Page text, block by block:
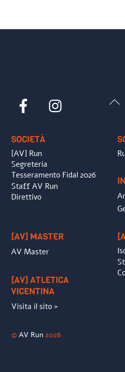
Back
Facebook
SOCIETÀ
[AV] Run
Segreteria
Tesseramento Fidal 2026
Staff AV Run
Direttivo
[AV] MASTER
AV Master
[AV] ATLETICA
VICENTINA
Visita il sito >
©AV Run 2026